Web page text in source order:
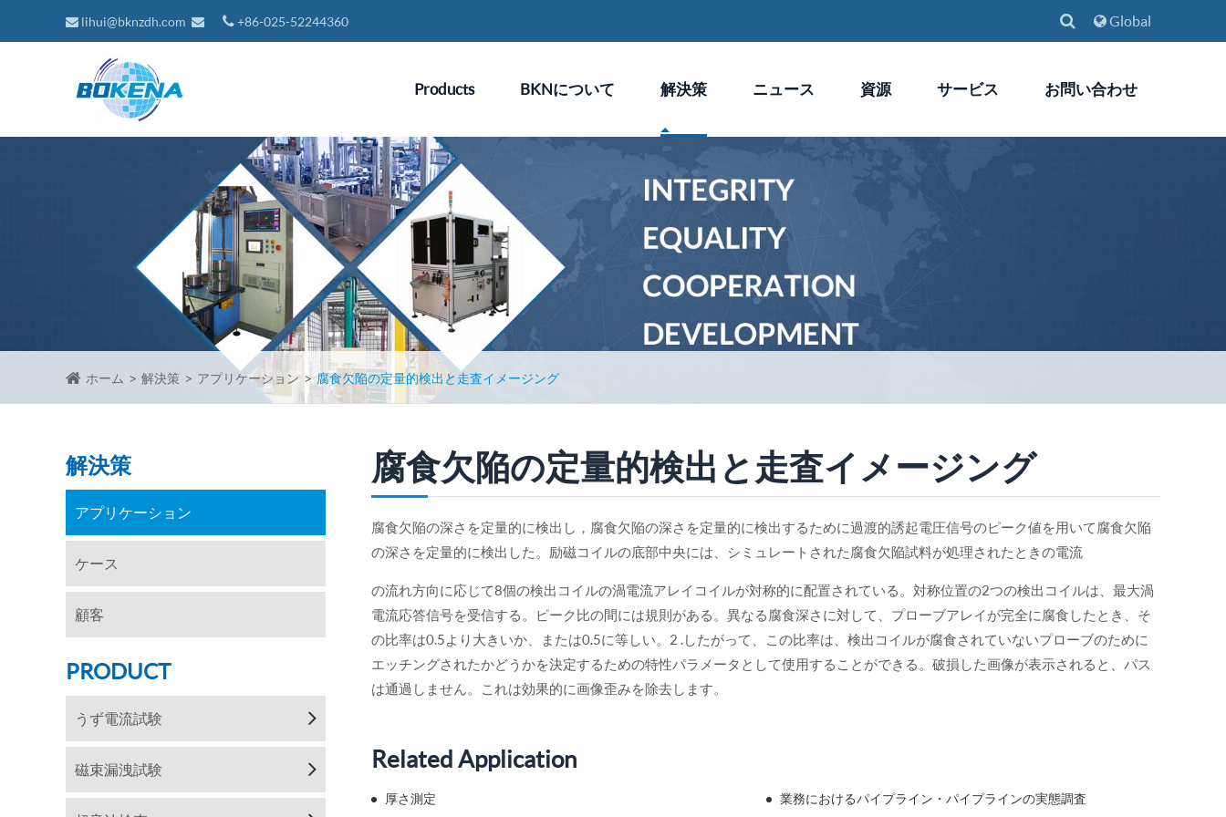
lihui@bknzdh.com +86-025-52244360 Global
Products BKNについて 解決策 ニュース 資源 サービス お問い合わせ
ホーム 解決策 アプリケーション 腐食欠陥の定量的検出と走査イメージング
解決策
アプリケーション
ケース
顧客
PRODUCT
うず電流試験
磁束漏洩試験
腐食欠陥の定量的検出と走査イメージング
腐食欠陥の深さを定量的に検出し，腐食欠陥の深さを定量的に検出するために過渡的誘起電圧信号のピーク値を用いて腐食欠陥
の深さを定量的に検出した。励磁コイルの底部中央には、シミュレートされた腐食欠陥試料が処理されたときの電流
の流れ方向に応じて8個の検出コイルの渦電流アレイコイルが対称的に配置されている。対称位置の2つの検出コイルは、最大渦
電流応答信号を受信する。ピーク比の間には規則がある。異なる腐食深さに対して、プローブアレイが完全に腐食したとき、そ
の比率は0.5より大きいか、または0.5に等しい。2 .したがって、この比率は、検出コイルが腐食されていないプローブのために
エッチングされたかどうかを決定するための特性パラメータとして使用することができる。破損した画像が表示されると、パス
は通過しません。これは効果的に画像歪みを除去します。
Related Application
厚さ測定
業務におけるパイプライン・パイプラインの実態調査